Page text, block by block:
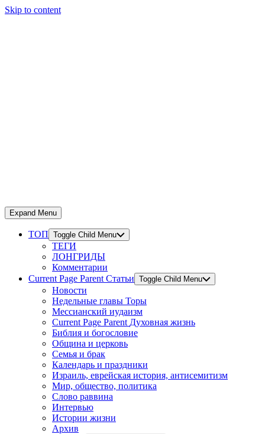
Skip to content
Expand Menu
ТОП Toggle Child Menu
ТЕГИ
ЛОНГРИДЫ
Комментарии
Current Page Parent Статьи Toggle Child Menu
Новости
Недельные главы Торы
Мессианский иудаизм
Current Page Parent Духовная жизнь
Библия и богословие
Община и церковь
Семья и брак
Календарь и праздники
Израиль, еврейская история, антисемитизм
Мир, общество, политика
Слово раввина
Интервью
Истории жизни
Архив